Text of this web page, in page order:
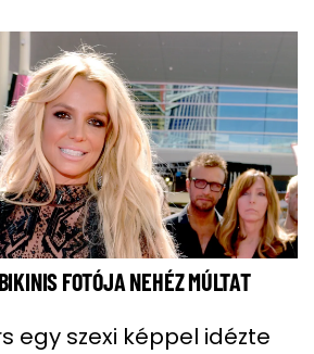
FOTÓJA NEHÉZ MÚLTAT
egy szexi képpel idézte